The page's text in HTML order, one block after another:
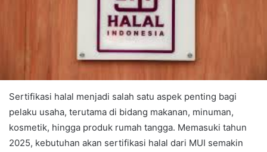
Sertifikasi halal menjadi salah satu aspek penting bagi
pelaku usaha, terutama di bidang makanan, minuman,
kosmetik, hingga produk rumah tangga. Memasuki tahun
2025, kebutuhan akan sertifikasi halal dari MUI semakin